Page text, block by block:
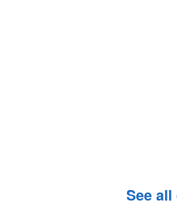
See